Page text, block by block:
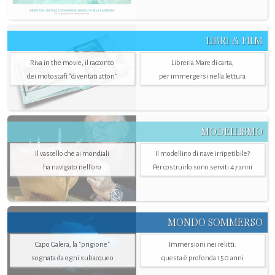
LIBRI & FILM
Riva in the movie, il racconto
dei motoscafi “diventati attori”
Libreria Mare di carta,
per immergersi nella lettura
MODELLISMO
Il vascello che ai mondiali
ha navigato nell’oro
Il modellino di nave irripetibile?
Per costruirlo sono serviti 47 anni
MONDO SOMMERSO
Capo Galera, la "prigione"
sognata da ogni subacqueo
Immersioni nei relitti:
questa è profonda 150 anni